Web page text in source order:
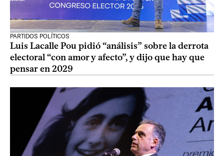
PARTIDOS POLÍTICOS
Luis Lacalle Pou pidió “análisis” sobre la derrota
electoral “con amor y afecto”, y dijo que hay que
pensar en 2029